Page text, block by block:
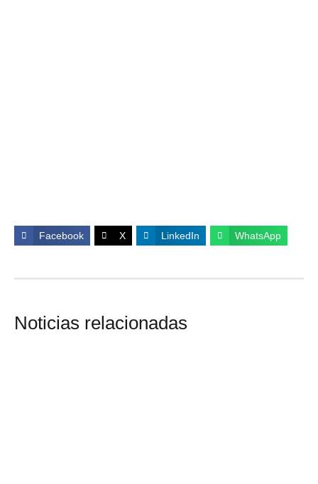
Facebook X LinkedIn WhatsApp
Noticias relacionadas